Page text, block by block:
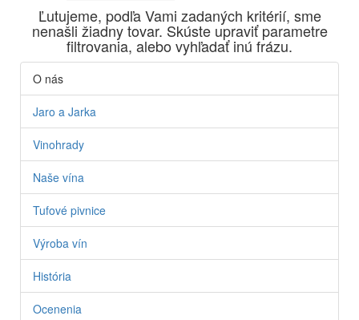
Vyrábame kvalitné odrodové a výberové vína. Ako prví sme
priniesli na slovenský trh sólo spracované vína z tokajských
odrôd Furmint, Lipovina a Muškát žltý reduktívnou
technológiou. Hrozno spracúvame najmodernejšími
technológiami, vrátane riadenej fermentácie.
Ľutujeme, podľa Vami zadaných kritérií, sme
nenašli žiadny tovar. Skúste upraviť parametre
filtrovania, alebo vyhľadať inú frázu.
O nás
Jaro a Jarka
Vinohrady
Naše vína
Tufové pivnice
Výroba vín
História
Ocenenia